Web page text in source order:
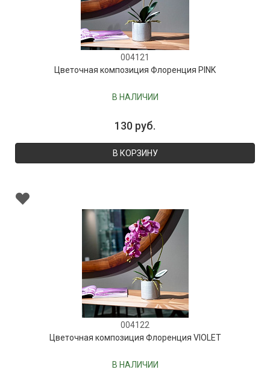
004121
Цветочная композиция Флоренция PINK
В НАЛИЧИИ
130 руб.
В КОРЗИНУ
004122
Цветочная композиция Флоренция VIOLET
В НАЛИЧИИ